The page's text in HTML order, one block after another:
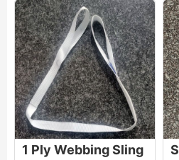
1 Ply Webbing Sling